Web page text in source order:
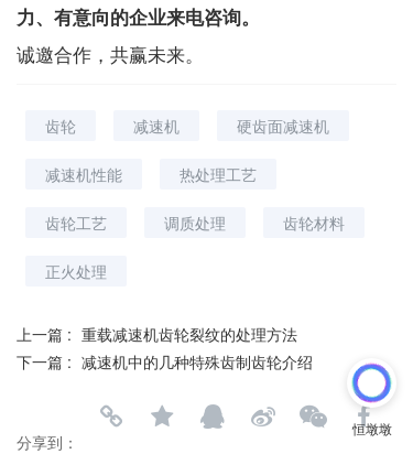
力、有意向的企业来电咨询。
诚邀合作，共赢未来。
齿轮 减速机 硬齿面减速机
减速机性能 热处理工艺
齿轮工艺 调质处理 齿轮材料
正火处理
上一篇 : 重载减速机齿轮裂纹的处理方法
下一篇 : 减速机中的几种特殊齿制齿轮介绍
分享到：